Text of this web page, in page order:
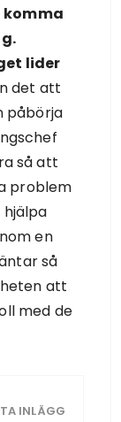
lider
det att
påbörja
så att
problem
en
så
att
med de
INLÄGG